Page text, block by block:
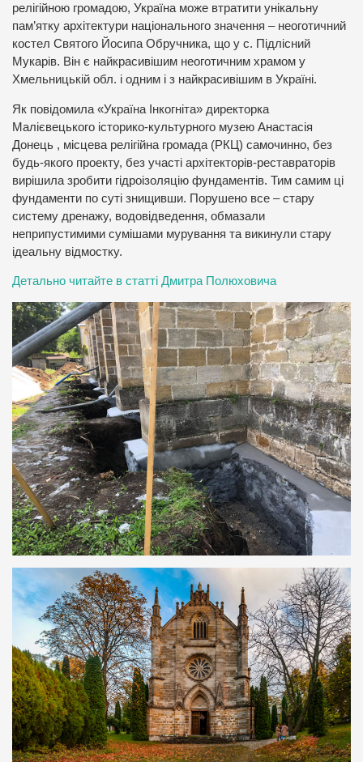
релігійною громадою, Україна може втратити унікальну
пам’ятку архітектури національного значення – неоготичний
костел Святого Йосипа Обручника, що у с. Підлісний
Мукарів. Він є найкрасивішим неоготичним храмом у
Хмельницькій обл. і одним і з найкрасивішим в Україні.
Як повідомила «Україна Інкогніта» директорка
Малієвецького історико-культурного музею Анастасія
Донець , місцева релігійна громада (РКЦ) самочинно, без
будь-якого проекту, без участі архітекторів-реставраторів
вирішила зробити гідроізоляцію фундаментів. Тим самим ці
фундаменти по суті знищивши. Порушено все – стару
систему дренажу, водовідведення, обмазали
неприпустимими сумішами мурування та викинули стару
ідеальну відмостку.
Детально читайте в статті Дмитра Полюховича